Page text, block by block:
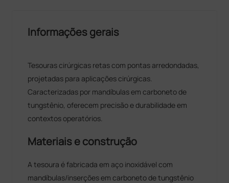
Informações gerais
Tesouras cirúrgicas retas com pontas arredondadas,
projetadas para aplicações cirúrgicas.
Caracterizadas por mandíbulas em carboneto de
tungstênio, oferecem precisão e durabilidade em
contextos operatórios.
Materiais e construção
A tesoura é fabricada em aço inoxidável com
mandíbulas/inserções em carboneto de tungstênio